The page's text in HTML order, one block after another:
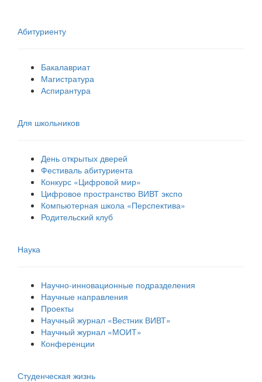
Абитуриенту
Бакалавриат
Магистратура
Аспирантура
Для школьников
День открытых дверей
Фестиваль абитуриента
Конкурс «Цифровой мир»
Цифровое пространство ВИВТ экспо
Компьютерная школа «Перспектива»
Родительский клуб
Наука
Научно-инновационные подразделения
Научные направления
Проекты
Научный журнал «Вестник ВИВТ»
Научный журнал «МОИТ»
Конференции
Студенческая жизнь